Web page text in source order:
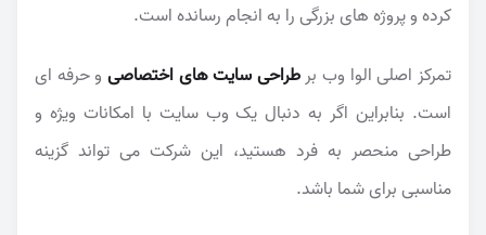
کرده و پروژه های بزرگی را به انجام رسانده است.
تمرکز اصلی الوا وب برطراحی سایت های اختصاصی و حرفه ای
است. بنابراین اگر به دنبال یک وب سایت با امکانات ویژه و
طراحی منحصر به فرد هستید، این شرکت می تواند گزینه
مناسبی برای شما باشد.